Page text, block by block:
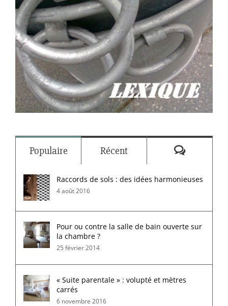
Populaire Récent
Raccords de sols : des idées harmonieuses
4 août 2016
Pour ou contre la salle de bain ouverte sur
la chambre ?
25 février 2014
« Suite parentale » : volupté et mètres
carrés
6 novembre 2016